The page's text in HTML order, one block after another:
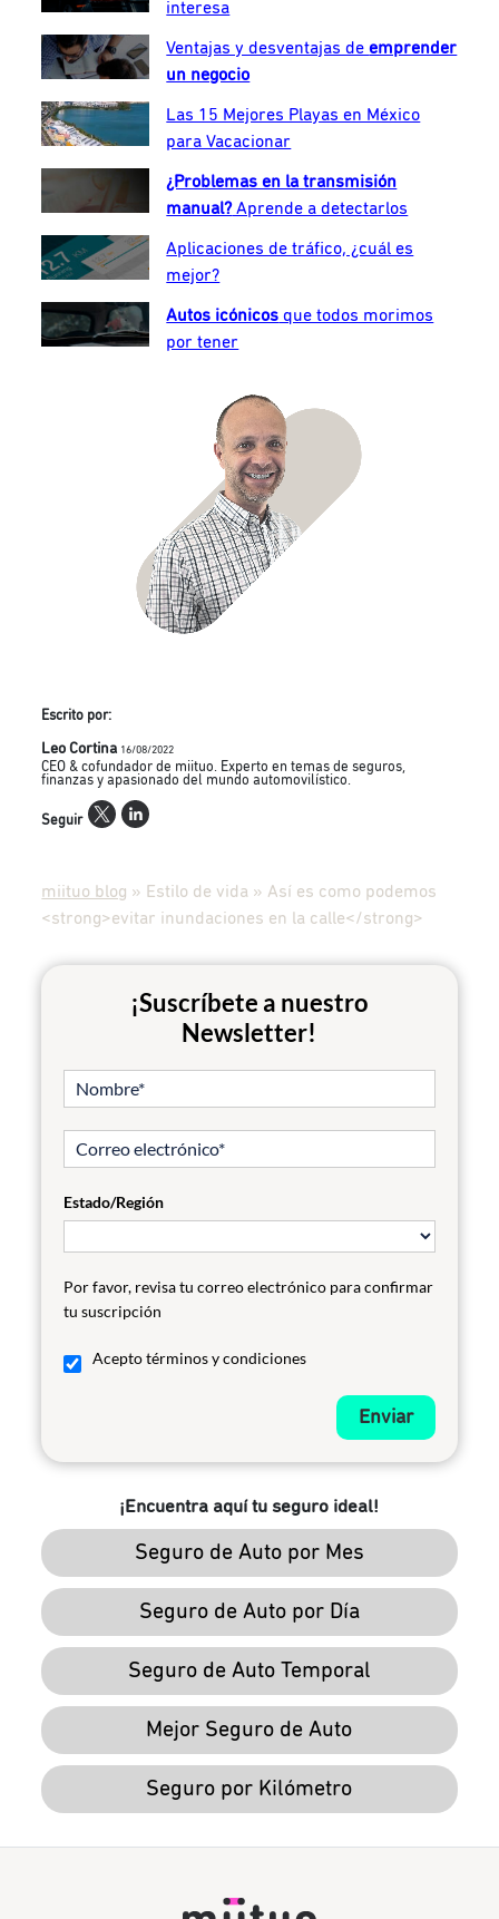
interesa
Ventajas y desventajas deemprender
un negocio
Las 15 Mejores Playas en México
para Vacacionar
¿Problemas en la transmisión
manual?Aprende a detectarlos
Aplicaciones de tráfico, ¿cuál es
mejor?
Autos icónicos que todos morimos
por tener
Escrito por:
Leo Cortina 16/08/2022
CEO & cofundador de miituo. Experto en temas de seguros,
finanzas y apasionado del mundo automovilístico.
Seguir
miituo blog » Estilo de vida » Así es como podemos
<strong>evitar inundaciones en la calle</strong>
¡Suscríbete a nuestro
Newsletter!
Estado/Región
Por favor, revisa tu correo electrónico para confirmar
tu suscripción
Acepto términos y condiciones
Enviar
¡Encuentra aquí tu seguro ideal!
Seguro de Auto por Mes
Seguro de Auto por Día
Seguro de Auto Temporal
Mejor Seguro de Auto
Seguro por Kilómetro